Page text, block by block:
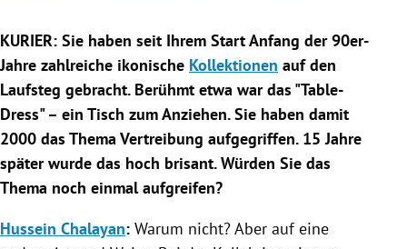
Untermenü
KURIER: Sie haben seit Ihrem Start Anfang der 90er-
Jahre zahlreiche ikonische Kollektionen auf den
Laufsteg gebracht. Berühmt etwa war das "Table-
Dress" – ein Tisch zum Anziehen. Sie haben damit
2000 das Thema Vertreibung aufgegriffen. 15 Jahre
später wurde das hoch brisant. Würden Sie das
Thema noch einmal aufgreifen?
Hussein Chalayan: Warum nicht? Aber auf eine